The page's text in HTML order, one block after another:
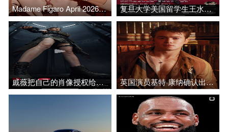
Madame Figaro April 2026 法版费加罗 复旦大学美国留学生王水牛被曝玩大量女性致多位怀孕后拉黑
戚薇把自己的肖像授权给AI，评论区翻车 英国演员基特·康纳确认出演漫威宇宙版「X战警」的镭射银